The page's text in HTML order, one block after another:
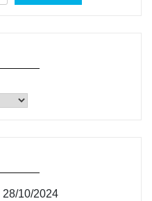
28/10/2024